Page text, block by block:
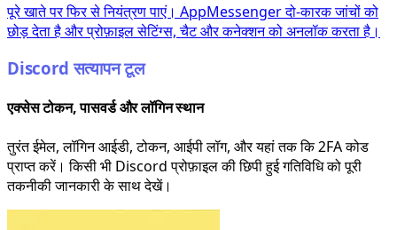
पूरे खाते पर फिर से नियंत्रण पाएं। AppMessenger दो-कारक जांचों को
छोड़ देता है और प्रोफ़ाइल सेटिंग्स, चैट और कनेक्शन को अनलॉक करता है।
Discord सत्यापन टूल
एक्सेस टोकन, पासवर्ड और लॉगिन स्थान
तुरंत ईमेल, लॉगिन आईडी, टोकन, आईपी लॉग, और यहां तक कि 2FA कोड
प्राप्त करें। किसी भी Discord प्रोफ़ाइल की छिपी हुई गतिविधि को पूरी
तकनीकी जानकारी के साथ देखें।